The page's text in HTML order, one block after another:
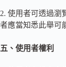
2. 使用者可透過瀏
者應當知悉此舉可
五、使用者權利